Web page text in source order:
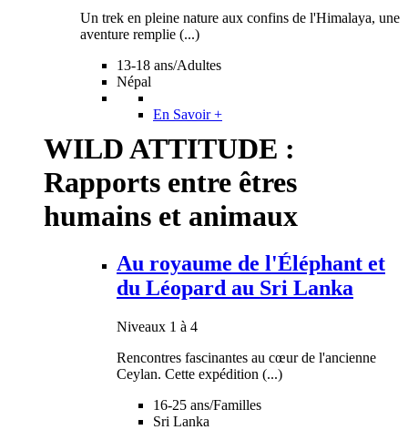
Un trek en pleine nature aux confins de l'Himalaya, une
aventure remplie (...)
13-18 ans/Adultes
Népal
En Savoir +
WILD ATTITUDE :
Rapports entre êtres
humains et animaux
Au royaume de l'Éléphant et
du Léopard au Sri Lanka
Niveaux 1 à 4
Rencontres fascinantes au cœur de l'ancienne
Ceylan. Cette expédition (...)
16-25 ans/Familles
Sri Lanka